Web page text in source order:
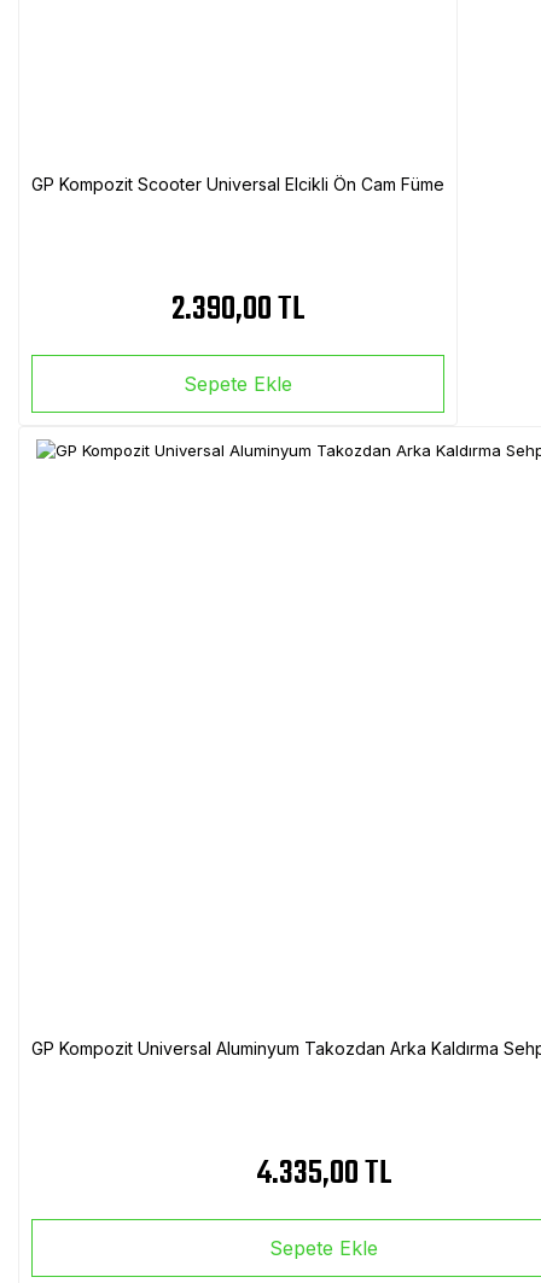
GP Kompozit Scooter Universal Elcikli Ön Cam Füme
2.390,00 TL
Sepete Ekle
GP Kompozit Universal Aluminyum Takozdan Arka Kaldırma
4.335,00 TL
Sepete Ekle